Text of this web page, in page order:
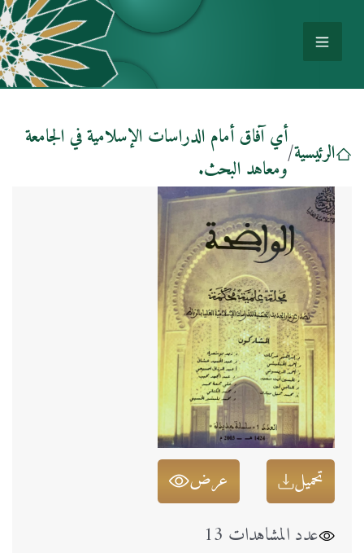
الرئيسية/
أي آفاق أمام الدراسات الإسلامية في الجامعة
ومعاهد البحث.
تحميل
عرض
عدد المشاهدات 13